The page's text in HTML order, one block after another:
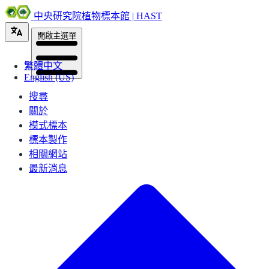
中央研究院植物標本館 | HAST
繁體中文
English (US)
開啟主選單
搜尋
關於
模式標本
標本製作
相關網站
最新消息